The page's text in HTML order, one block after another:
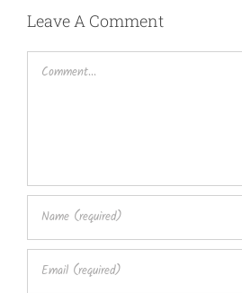
Leave A Comment
Comment